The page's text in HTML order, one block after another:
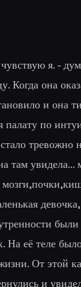
я. -
Когда она
и она
по
тревожно
там
На её теле
От этой
и